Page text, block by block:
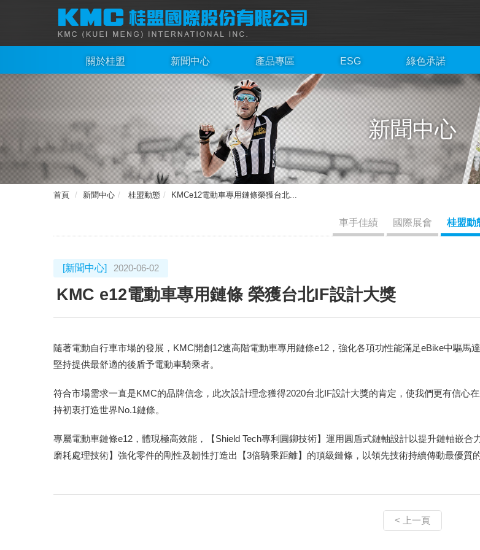
關於桂盟 新聞中心 產品專區 ESG 綠色承諾
新聞中心
首頁 新聞中心 桂盟動態 KMCe12電動車專用鏈條榮獲台北...
車手佳績 國際展會 桂盟動
[新聞中心] 2020-06-02
KMC e12電動車專用鏈條 榮獲台北IF設計大獎
隨著電動自行車市場的發展，KMC開創12速高階電動車專用鏈條e12，強化各項功性能滿足eBike中驅馬
堅持提供最舒適的後盾予電動車騎乘者。
符合市場需求一直是KMC的品牌信念，此次設計理念獲得2020台北IF設計大獎的肯定，使我們更有信心
持初衷打造世界No.1鏈條。
專屬電動車鏈條e12，體現極高效能，【Shield Tech專利圓鉚技術】運用圓盾式鏈軸設計以提升鏈軸嵌
磨耗處理技術】強化零件的剛性及韌性打造出【3倍騎乘距離】的頂級鏈條，以領先技術持續傳動最優質的
< 上一頁